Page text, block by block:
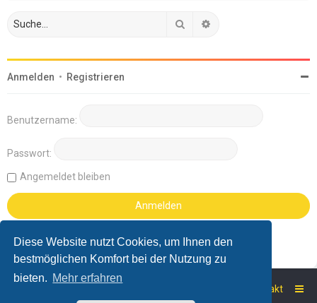
Diese Website nutzt Cookies, um Ihnen den
bestmöglichen Komfort bei der Nutzung zu
bieten. Mehr erfahren
Suche
Anmelden • Registrieren
Benutzername:
Passwort:
Angemeldet bleiben
Kontakt